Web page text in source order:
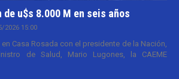
de u$s 8.000 M en seis años
2026 15:00
Casa Rosada con el presidente de la Nación,
de Salud, Mario Lugones, la CAEME